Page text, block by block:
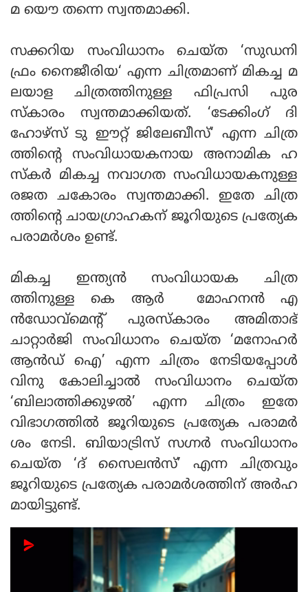
മ യൌ തന്നെ സ്വന്തമാക്കി.
സക്കറിയ സംവിധാനം ചെയ്ത ‘സുഡനി
ഫ്രം നൈജീരിയ‘ എന്ന ചിത്രമാണ് മികച്ച മ
ലയാള ചിത്രത്തിനുള്ള ഫിപ്രസി പുര
സ്കാരം സ്വന്തമാക്കിയത്. ‘ടേക്കിംഗ് ദി
ഹോഴ്‌സ് ടു ഈറ്റ് ജിലേബീസ്‘ എന്ന ചിത്ര
ത്തിന്റെ സംവിധായകനായ അനാമിക ഹ
സ്‌കർ മികച്ച നവാഗത സംവിധായകനുള്ള
രജത ചകോരം സ്വന്തമാക്കി. ഇതേ ചിത്ര
ത്തിന്റെ ചായഗ്രാഹകന് ജൂറിയുടെ പ്രത്യേക
പരാമർശം ഉണ്ട്.
മികച്ച ഇന്ത്യൻ സംവിധായക ചിത്ര
ത്തിനുള്ള കെ ആർ മോഹനന്‍ എ
ന്‍ഡോവ്‌മെന്റ് പുരസ്കാരം അമിതാഭ്
ചാറ്റാർജി സംവിധാനം ചെയ്ത ‘മനോഹര്‍
ആൻഡ് ഐ’ എന്ന ചിത്രം നേടിയപ്പോൾ
വിനു കോലിച്ചാല്‍ സംവിധാനം ചെയ്ത
‘ബിലാത്തിക്കുഴല്‍’ എന്ന ചിത്രം ഇതേ
വിഭാഗത്തിൽ ജൂറിയുടെ പ്രത്യേക പരാമർ
ശം നേടി. ബിയാട്രിസ് സഗ്നർ സംവിധാനം
ചെയ്ത ‘ദ് സൈലന്‍സ്’ എന്ന ചിത്രവും
ജൂറിയുടെ പ്രത്യേക പരാമർശത്തിന് അർഹ
മായിട്ടുണ്ട്.